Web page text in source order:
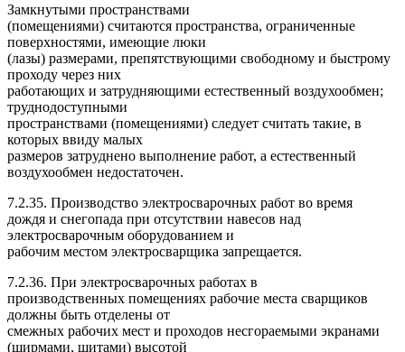
Замкнутыми пространствами
(помещениями) считаются пространства, ограниченные
поверхностями, имеющие люки
(лазы) размерами, препятствующими свободному и быстрому
проходу через них
работающих и затрудняющими естественный воздухообмен;
труднодоступными
пространствами (помещениями) следует считать такие, в
которых ввиду малых
размеров затруднено выполнение работ, а естественный
воздухообмен недостаточен.
7.2.35. Производство электросварочных работ во время
дождя и снегопада при отсутствии навесов над
электросварочным оборудованием и
рабочим местом электросварщика запрещается.
7.2.36. При электросварочных работах в
производственных помещениях рабочие места сварщиков
должны быть отделены от
смежных рабочих мест и проходов несгораемыми экранами
(ширмами, щитами) высотой